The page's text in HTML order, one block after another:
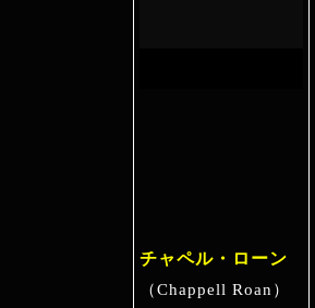
チャペル・ローン
（Chappell Roan）